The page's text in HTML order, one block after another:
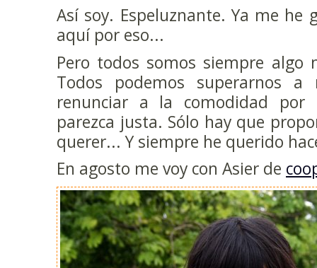
Así soy. Espeluznante. Ya me he
aquí por eso...
Pero todos somos siempre algo
Todos podemos superarnos a
renunciar a la comodidad por
parezca justa. Sólo hay que
querer... Y siempre he querido
En agosto me voy con Asier de